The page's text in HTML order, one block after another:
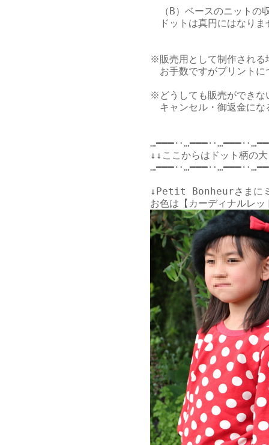
（B）ベースのニットの
ドットは真円にはなりま
※販売用として制作される
お手数ですがプリントに
※どうしても販売ができな
キャンセル・御返金にな
↓↓ここからはドット柄の
↓Petit Bonheurさま に